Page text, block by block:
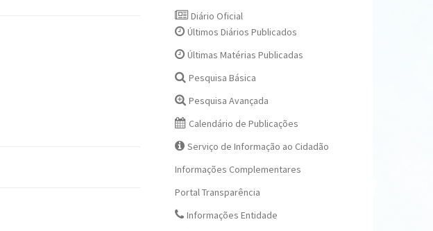
Diário Oficial
Últimos Diários Publicados
Últimas Matérias Publicadas
Pesquisa Básica
Pesquisa Avançada
Calendário de Publicações
Serviço de Informação ao Cidadão
Informações Complementares
Portal Transparência
Informações Entidade